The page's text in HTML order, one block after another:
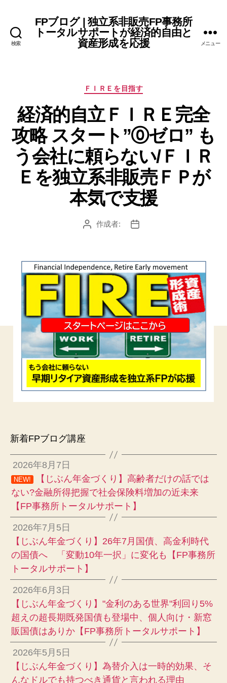
検索
FPブログ | 独立系非販売FP事務所
トータルサポートが経済的自由と
資産形成を応援
メニュー
カ
ゴ
ー
ＦＩＲＥを目指す
経済的自立ＦＩＲＥ完全
攻略 スタート”⓪ゼロ” も
う会社に頼らない/ＦＩＲ
Ｅを独立系非販売ＦＰが
本気で支援
投 作成者:
投
新着FPブログ講座
2026年8月7日
NEW!
【じぶん年金づくり】高齢者だけの話では
ない?金融所得把握で社会保険料増加の近未来
【FP事務所トータルサポート】
2026年7月5日
【じぶん年金づくり】26年7月国債、高金利時代
の国債へ 「変動10年一択」に変化も【FP事務所
トータルサポート】
2026年6月3日
【じぶん年金づくり】"金利のある世界"利回り5%
超えの超長期既発国債も登場中、個人向け・新窓
販国債はありか【FP事務所トータルサポート】
2026年5月5日
【じぶん年金づくり】為替介入は一時的効果、そ
んなドルでも持つべき通貨と言われる理由